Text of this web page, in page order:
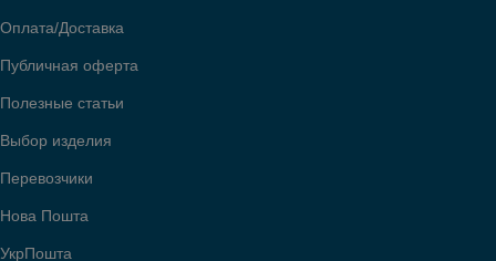
Оплата/Доставка
Публичная оферта
Полезные статьи
Выбор изделия
Перевозчики
Нова Пошта
УкрПошта